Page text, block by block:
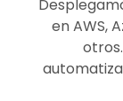
en AWS,